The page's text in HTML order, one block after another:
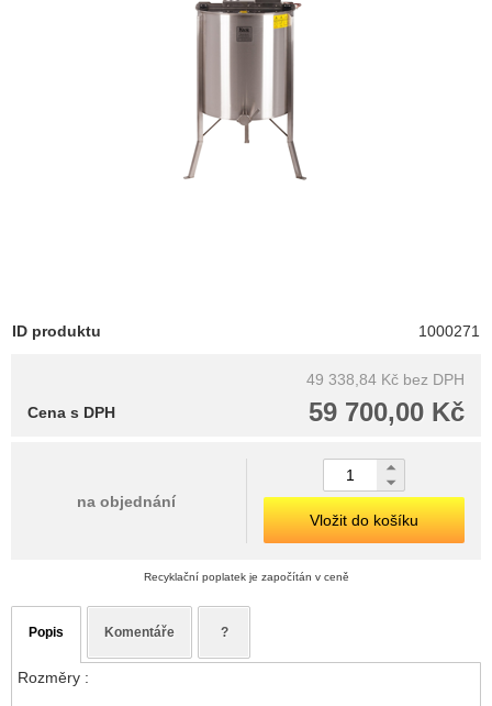
ID produktu 1000271
49 338,84 Kč bez DPH
59 700,00 Kč
Cena s DPH
na objednání
Vložit do košíku
Recyklační poplatek je započítán v ceně
Popis Komentáře ?
Rozměry :